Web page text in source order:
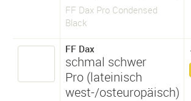
FF Dax Pro Condensed
Black
FF Dax
schmal schwer
Pro (lateinisch
west-/osteuropäisch)